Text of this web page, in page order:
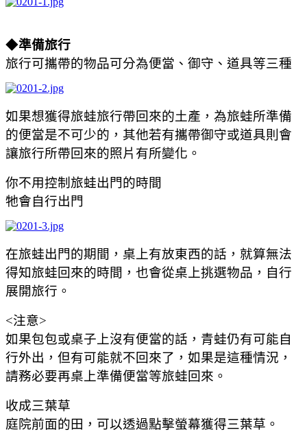
◆準備旅行
旅行可攜帶的物品可分為便當、御守、道具等三種
如果想獲得旅蛙旅行帶回來的土產，為旅蛙所準備
的便當是不可少的，其他若有攜帶御守或道具則會
讓旅行所帶回來的照片有所變化。
你不用控制旅蛙出門的時間
牠會自行出門
在旅蛙出門的期間，桌上有放東西的話，就算無法
得知旅蛙回來的時間，也會從桌上挑選物品，自行
展開旅行。
<注意>
如果包包或桌子上沒有便當的話，青蛙仍有可能自
行外出，但有可能就不回來了，如果是這種情況，
請務必要再桌上準備便當等旅蛙回來。
收成三葉草
庭院前面的田，可以透過點擊螢幕獲得三葉草。